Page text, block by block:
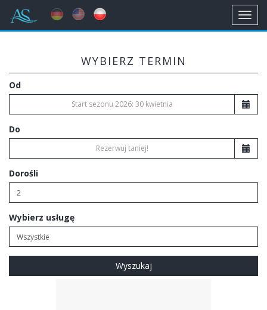
WYBIERZ TERMIN
Od
Do
Dorośli
Wybierz usługę
Wyszukaj